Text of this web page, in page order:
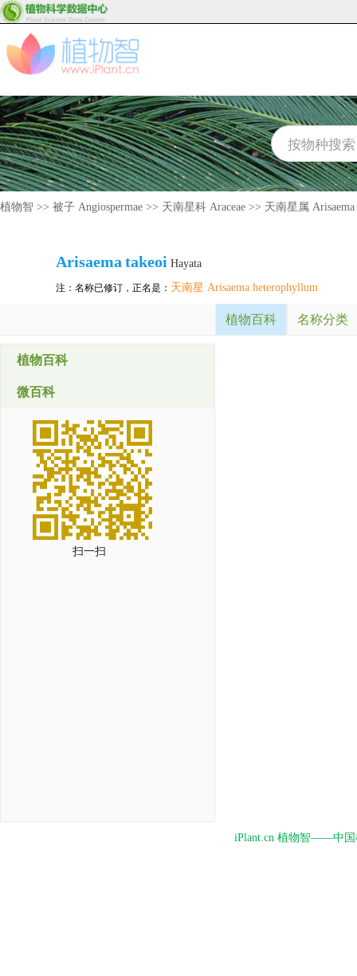
植物智 >> 被子 Angiospermae >> 天南星科 Araceae >> 天南星属 Arisaema
Arisaema takeoi Hayata
注：名称已修订，正名是： 天南星 Arisaema heterophyllum
植物百科 名称分类
植物百科
微百科
扫一扫
iPlant.cn 植物智——中国